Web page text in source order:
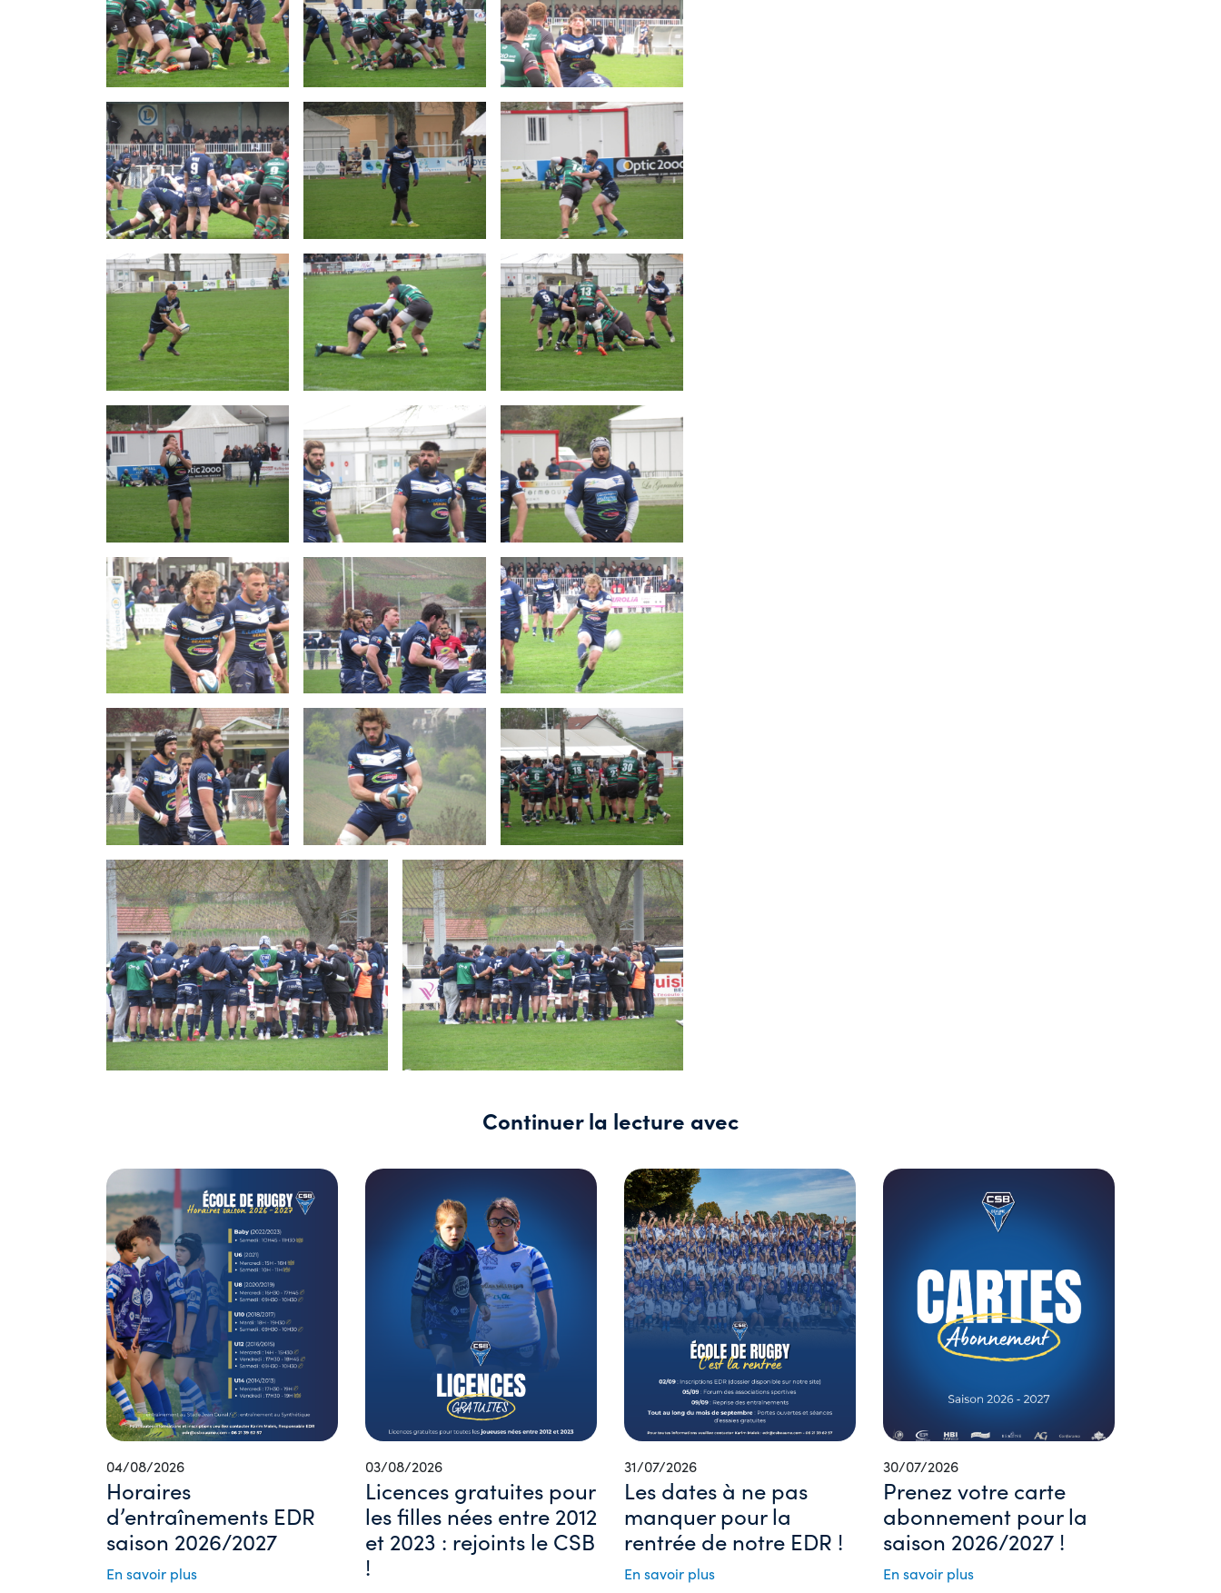
Continuer la lecture avec
04/08/2026
Horaires
d’entraînements EDR
saison 2026/2027
En savoir plus
03/08/2026
Licences gratuites pour
les filles nées entre 2012
et 2023 : rejoints le CSB
!
31/07/2026
Les dates à ne pas
manquer pour la
rentrée de notre EDR !
En savoir plus
30/07/2026
Prenez votre carte
abonnement pour la
saison 2026/2027 !
En savoir plus